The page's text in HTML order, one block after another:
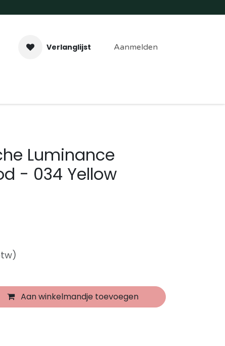
Verlanglijst Aanmelden
Luminance
- 034 Yellow
Aan winkelmandje toevoegen